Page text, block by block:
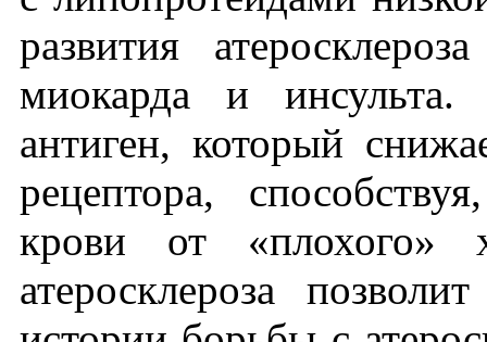
развития
миокарда и
антиген, который
рецептора,
крови от «плохого»
атеросклероза